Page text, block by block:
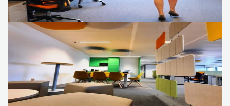
Alzette
Сoworking
Sandweiler
Bureaux
sur-
Bureaux
Sandweiler